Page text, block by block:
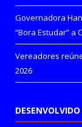
Governadora
“Bora Estudar” a
Vereadores
2026